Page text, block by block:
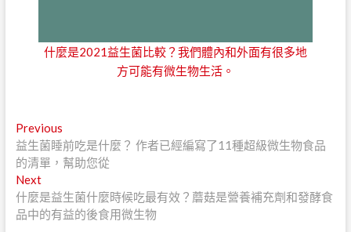
什麼是2021益生菌比較？我們體內和外面有很多地
方可能有微生物生活。
文
章
導
覽
PreviousPrevious
post:
益生菌睡前吃是什麼？ 作者已經編寫了11種超級微生物食品
的清單，幫助您從
NextNext
post:
什麼是益生菌什麼時候吃最有效？蘑菇是營養補充劑和發酵食
品中的有益的後食用微生物